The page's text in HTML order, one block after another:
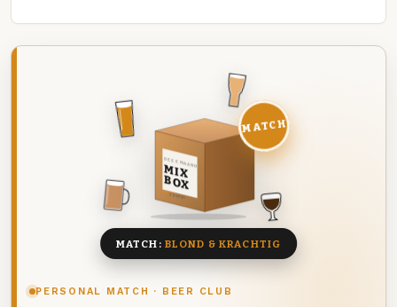
PERSONAL MATCH · BEER CLUB
DEZE MAAND
MIX
BOX
8 BIEREN
MATCH
MATCH: BLOND & KRACHTIG